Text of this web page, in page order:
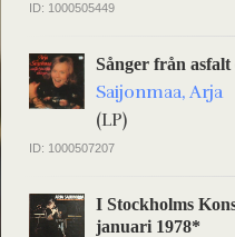
ID: 1000505449
Sånger från asfalt
Saijonmaa, Arja
(LP)
ID: 1000507207
I Stockholms
januari 1978*